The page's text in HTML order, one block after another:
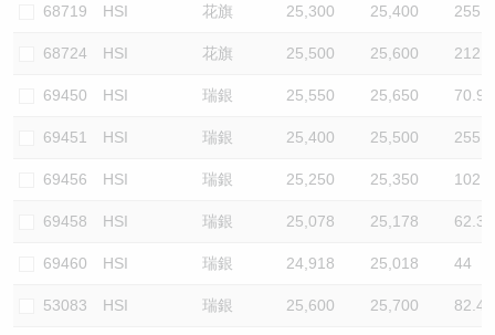
68719 HSI 花旗 25,300 25,400 255.3
68724 HSI 花旗 25,500 25,600 212.8
69450 HSI 瑞銀 25,550 25,650 70.9
69451 HSI 瑞銀 25,400 25,500 255.3
69456 HSI 瑞銀 25,250 25,350 102.1
69458 HSI 瑞銀 25,078 25,178 62.3
69460 HSI 瑞銀 24,918 25,018 44
53083 HSI 瑞銀 25,600 25,700 82.4